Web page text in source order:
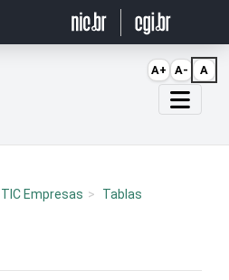
TIC Empresas
Tablas
A+ A- A